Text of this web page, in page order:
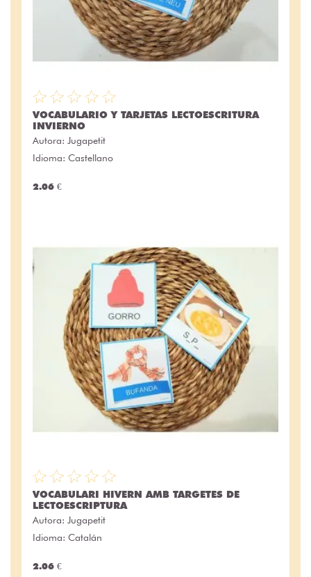
VOCABULARIO Y TARJETAS LECTOESCRITURA
INVIERNO
Autora: Jugapetit
Idioma: Castellano
2.06 €
VOCABULARI HIVERN AMB TARGETES DE
LECTOESCRIPTURA
Autora: Jugapetit
Idioma: Catalán
2.06 €